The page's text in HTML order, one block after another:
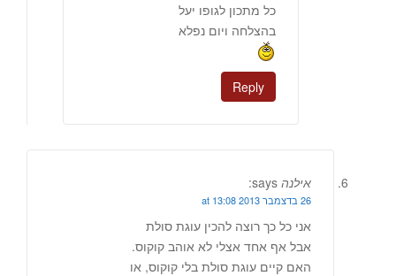
כל מתכון לגופו יעל
בהצלחה ויום נפלא
Reply
אילנה says:
26 בדצמבר 2013 at 13:08
אני כל כך רוצה להכין עוגת סולת
אבל אף אחד אצלי לא אוהב קוקוס.
האם קיים עוגת סולת בלי קוקוס, או